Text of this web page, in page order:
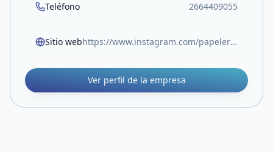
Teléfono 2664409055
Sitio web https://www.instagram.com/papeleriablock.sl?igsh=MW05Z3RocjUwOTlvOA%3D%3D
Ver perfil de la empresa